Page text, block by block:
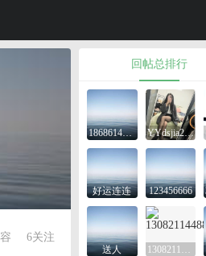
回帖总排行
18686143645 YYdsjia2425
好运连连 123456666
送人
6关注